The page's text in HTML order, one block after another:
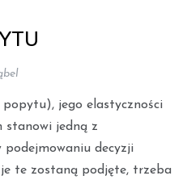
jego elastyczności
stanowi jedną z
podejmowaniu decyzji
te zostaną podjęte, trzeba